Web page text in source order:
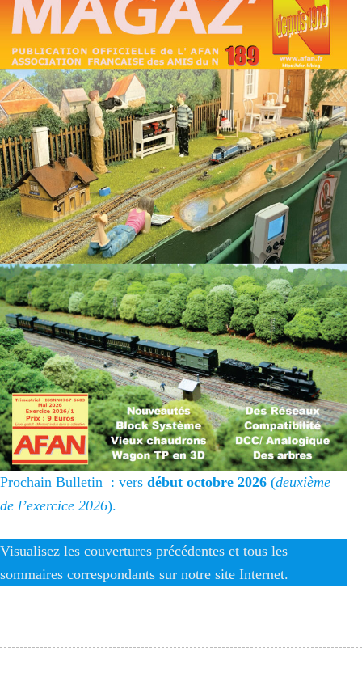
Prochain Bulletin : vers début octobre 2026 (deuxième
de l’exercice 2026).
Visualisez les couvertures précédentes et tous les
sommaires correspondants sur notre site Internet.